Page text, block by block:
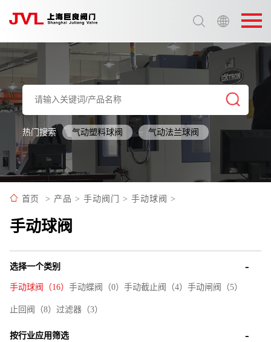
选择语言:
中文 / Chinese
英语 / English
热门搜索 气动塑料球阀 气动法兰球阀
首页 > 产品 > 手动阀门 > 手动球阀 >
手动球阀
选择一个类别
手动球阀（16） 手动蝶阀（0） 手动截止阀（4） 手动闸阀（5）
止回阀（8） 过滤器（3）
按行业应用筛选